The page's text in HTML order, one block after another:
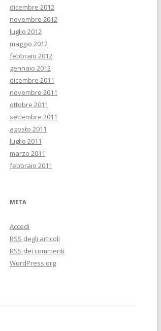
dicembre 2012
novembre 2012
luglio 2012
maggio 2012
febbraio 2012
gennaio 2012
dicembre 2011
novembre 2011
ottobre 2011
settembre 2011
agosto 2011
luglio 2011
marzo 2011
febbraio 2011
META
Accedi
RSS degli articoli
RSS dei commenti
WordPress.org